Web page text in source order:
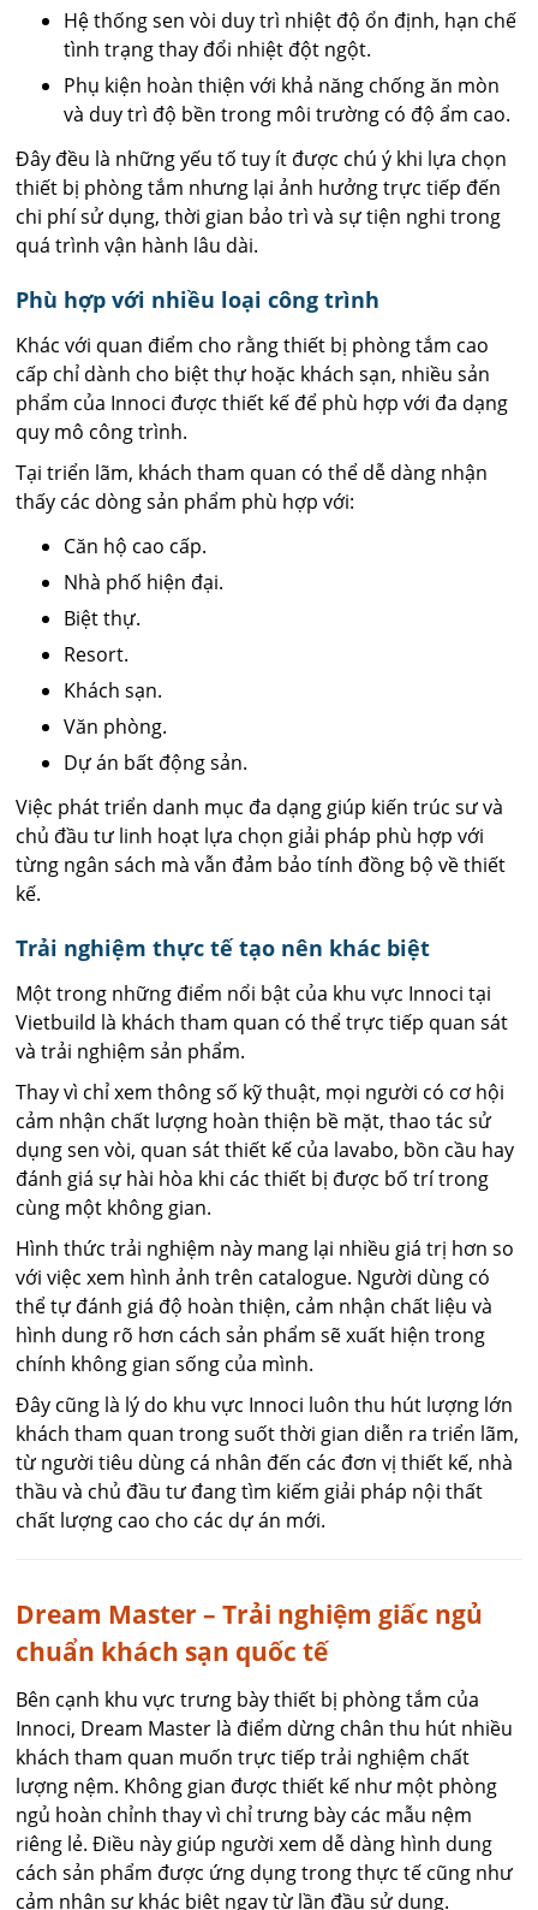
Hệ thống sen vòi duy trì nhiệt độ ổn định, hạn chế
tình trạng thay đổi nhiệt đột ngột.
Phụ kiện hoàn thiện với khả năng chống ăn mòn
và duy trì độ bền trong môi trường có độ ẩm cao.
Đây đều là những yếu tố tuy ít được chú ý khi lựa chọn
thiết bị phòng tắm nhưng lại ảnh hưởng trực tiếp đến
chi phí sử dụng, thời gian bảo trì và sự tiện nghi trong
quá trình vận hành lâu dài.
Phù hợp với nhiều loại công trình
Khác với quan điểm cho rằng thiết bị phòng tắm cao
cấp chỉ dành cho biệt thự hoặc khách sạn, nhiều sản
phẩm của Innoci được thiết kế để phù hợp với đa dạng
quy mô công trình.
Tại triển lãm, khách tham quan có thể dễ dàng nhận
thấy các dòng sản phẩm phù hợp với:
Căn hộ cao cấp.
Nhà phố hiện đại.
Biệt thự.
Resort.
Khách sạn.
Văn phòng.
Dự án bất động sản.
Việc phát triển danh mục đa dạng giúp kiến trúc sư và
chủ đầu tư linh hoạt lựa chọn giải pháp phù hợp với
từng ngân sách mà vẫn đảm bảo tính đồng bộ về thiết
kế.
Trải nghiệm thực tế tạo nên khác biệt
Một trong những điểm nổi bật của khu vực Innoci tại
Vietbuild là khách tham quan có thể trực tiếp quan sát
và trải nghiệm sản phẩm.
Thay vì chỉ xem thông số kỹ thuật, mọi người có cơ hội
cảm nhận chất lượng hoàn thiện bề mặt, thao tác sử
dụng sen vòi, quan sát thiết kế của lavabo, bồn cầu hay
đánh giá sự hài hòa khi các thiết bị được bố trí trong
cùng một không gian.
Hình thức trải nghiệm này mang lại nhiều giá trị hơn so
với việc xem hình ảnh trên catalogue. Người dùng có
thể tự đánh giá độ hoàn thiện, cảm nhận chất liệu và
hình dung rõ hơn cách sản phẩm sẽ xuất hiện trong
chính không gian sống của mình.
Đây cũng là lý do khu vực Innoci luôn thu hút lượng lớn
khách tham quan trong suốt thời gian diễn ra triển lãm,
từ người tiêu dùng cá nhân đến các đơn vị thiết kế, nhà
thầu và chủ đầu tư đang tìm kiếm giải pháp nội thất
chất lượng cao cho các dự án mới.
Dream Master – Trải nghiệm giấc ngủ
chuẩn khách sạn quốc tế
Bên cạnh khu vực trưng bày thiết bị phòng tắm của
Innoci, Dream Master là điểm dừng chân thu hút nhiều
khách tham quan muốn trực tiếp trải nghiệm chất
lượng nệm. Không gian được thiết kế như một phòng
ngủ hoàn chỉnh thay vì chỉ trưng bày các mẫu nệm
riêng lẻ. Điều này giúp người xem dễ dàng hình dung
cách sản phẩm được ứng dụng trong thực tế cũng như
cảm nhận sự khác biệt ngay từ lần đầu sử dụng.